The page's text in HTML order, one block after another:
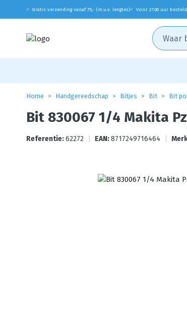
✓ Gratis verzending vanaf 75,- (m.u.v. lengtes)✓ Voor 21:00 uur
Home Handgereedschap Bitjes Bit Bit
Bit 830067 1/4 Makita
Referentie:62272 EAN:8717249716464